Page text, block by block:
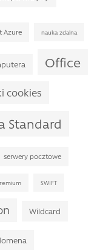
Azure nauka zdalna
Office
cookies
Standard
serwery pocztowe
SWIFT
Wildcard